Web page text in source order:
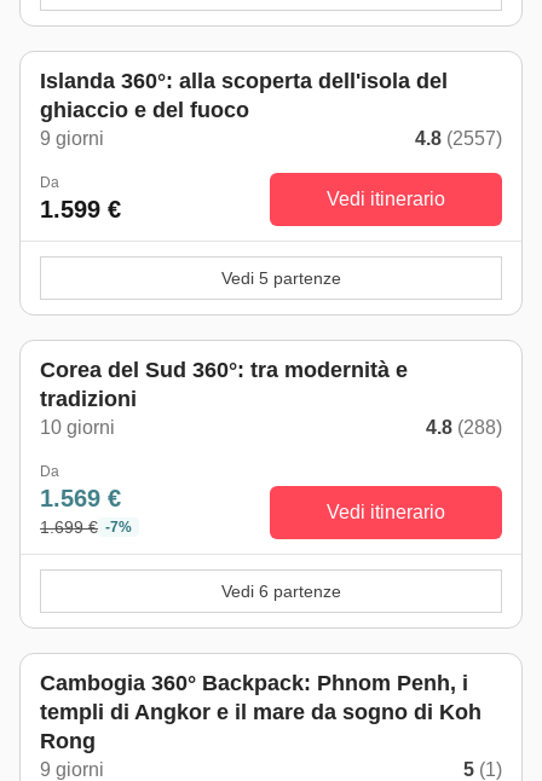
Islanda 360°: alla scoperta dell'isola del
ghiaccio e del fuoco
9 giorni 4.8 (2557)
Da
1.599 € Vedi itinerario
Vedi 5 partenze
Corea del Sud 360°: tra modernità e
tradizioni
10 giorni 4.8 (288)
Da
1.569 €
1.699 € -7%
Vedi itinerario
Vedi 6 partenze
Cambogia 360° Backpack: Phnom Penh, i
templi di Angkor e il mare da sogno di Koh
Rong
9 giorni 5 (1)